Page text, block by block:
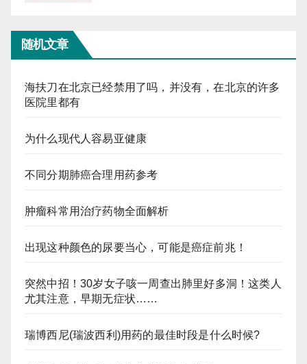
随机文章
海扶刀在北京已经禁用了吗，并没有，在北京的许多
医院里都有
为什么现代人容易亚健康
不同分期肺癌合理用药参考
肿瘤科常用治疗药物全面解析
出现这种颜色的尿要当心，可能是癌症前兆！
突然中招！30岁女子咳一周查出肺里好多洞！这类人
尤其注意，早期无症状……
瑞博西尼(瑞波西利)用药的最佳时段是什么时候?